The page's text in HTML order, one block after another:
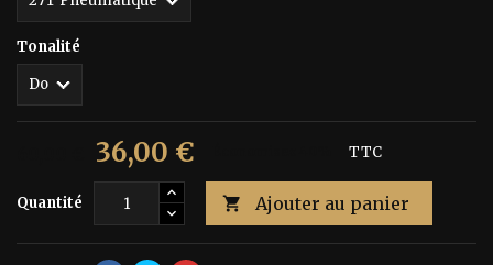
Tonalité
36,00 € TTC
Quantité  Ajouter au panier